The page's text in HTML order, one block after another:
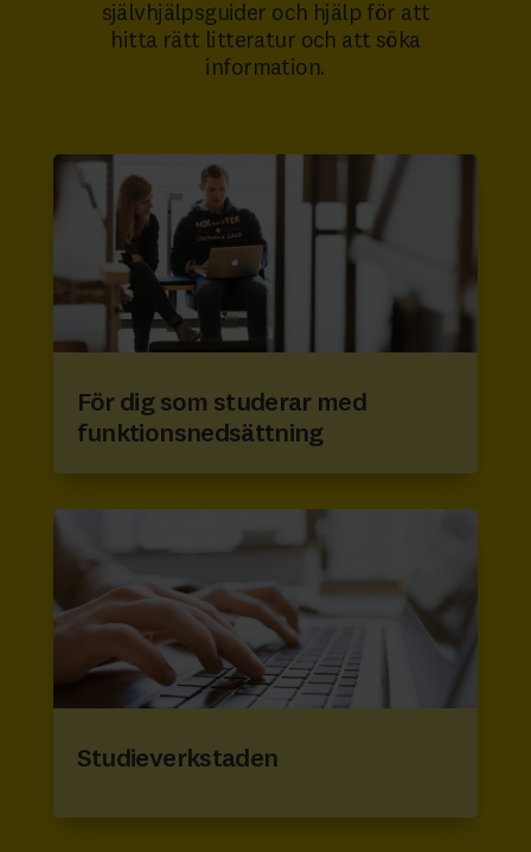
självhjälpsguider och hjälp för att
hitta rätt litteratur och att söka
information.
För dig som studerar med
funktionsnedsättning
Studieverkstaden